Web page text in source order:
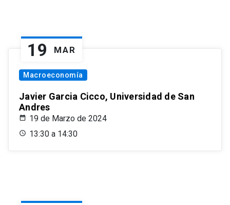
19 MAR
Macroeconomía
Javier Garcia Cicco, Universidad de San
Andres
19 de Marzo de 2024
13:30 a 14:30